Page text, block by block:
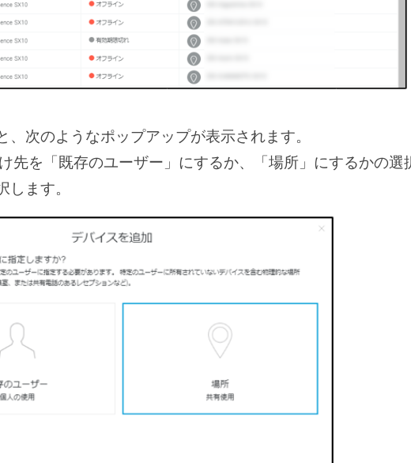
、次のようなポップアップが表示されます。
先を「既存のユーザー」にするか、「場所」にするかの選
ます。